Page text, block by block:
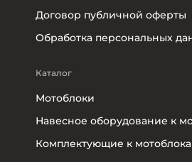
Договор публичной оферты
Обработка персональных
Каталог
Мотоблоки
Навесное оборудование к
Комплектующие к